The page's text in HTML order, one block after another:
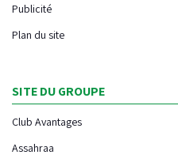
Publicité
Plan du site
SITE DU GROUPE
Club Avantages
Assahraa